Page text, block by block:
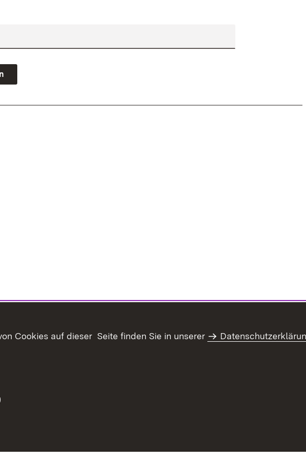
Cookies auf dieser Seite finden Sie in unserer